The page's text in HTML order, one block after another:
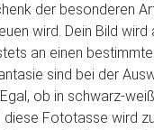
der besonderen
wird. Dein Bild
an einen
sind bei der
ob in schwarz-
diese Fototasse wird